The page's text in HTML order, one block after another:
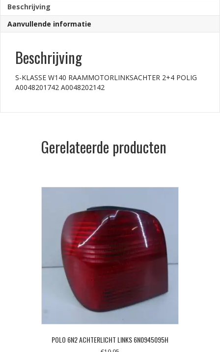
Beschrijving
Aanvullende informatie
Beschrijving
S-KLASSE W140 RAAMMOTORLINKSACHTER 2+4 POLIG
A0048201742 A0048202142
Gerelateerde producten
POLO 6N2 ACHTERLICHT LINKS 6N0945095H